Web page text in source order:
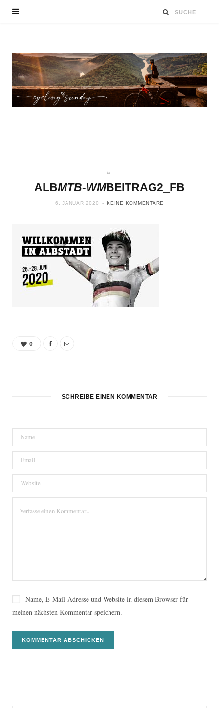
In
ALBMTB-WMBEITRAG2_FB
6. JANUAR 2020 KEINE KOMMENTARE
0
SCHREIBE EINEN KOMMENTAR
Name, E-Mail-Adresse und Website in diesem Browser für
meinen nächsten Kommentar speichern.